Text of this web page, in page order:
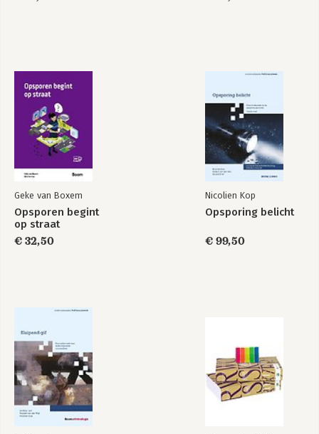
Our Men in Brussels PolBru 20 ans/jaar
Bekijk alle boeken
Geke van Boxem
Opsporen begint
op straat
€ 32,50
Nicolien Kop
Opsporing belicht
€ 99,50